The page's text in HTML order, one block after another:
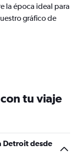
la época ideal para
gráfico de
tu viaje
Detroit desde